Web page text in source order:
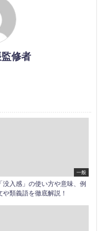
修者
一般
「没入感」の使い方や意味、例
や類義語を徹底解説！